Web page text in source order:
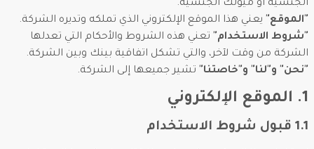
الجنسية أو ميولك الجنسية.
"الموقع" يعني هذا الموقع الإلكتروني الذي تملكه وتديره الشركة.
"شروط الاستخدام" تعني هذه الشروط والأحكام التي تعدلها
الشركة من وقت لآخر، والتي تشكل اتفاقية بينك وبين الشركة.
"نحن" و"لنا" و"خاصتنا" تشير جميعها إلى الشركة.
1. الموقع الإلكتروني
1.1 قبول شروط الاستخدام